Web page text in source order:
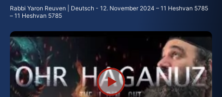
Rabbi Yaron Reuven | Deutsch
12. November 2024 – 11 Heshvan 5785
– 11 Heshvan 5785